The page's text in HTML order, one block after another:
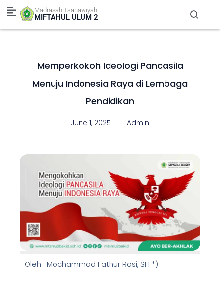
Skip
content
Madrasah Tsanawiyah
MIFTAHUL ULUM 2
Memperkokoh Ideologi Pancasila
Menuju Indonesia Raya di Lembaga
Pendidikan
June 1, 2025 Admin
Oleh : Mochammad Fathur Rosi, SH *)